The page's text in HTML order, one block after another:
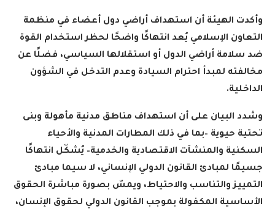
وأكدت الهيئة أن استهداف أراضي دول أعضاء في منظمة
التعاون الإسلامي يُعد انتهاكًا واضحًا لحظر استخدام القوة
ضد سلامة أراضي الدول أو استقلالها السياسي، فضلًا عن
مخالفته لمبدأ احترام السيادة وعدم التدخل في الشؤون
الداخلية.
وشدد البيان على أن استهداف مناطق مدنية مأهولة وبنى
تحتية حيوية –بما في ذلك المطارات المدنية والأحياء
السكنية والمنشآت الاقتصادية والخدمية– يُشكّل انتهاكًا
جسيمًا لمبادئ القانون الدولي الإنساني، لا سيما مبادئ
التمييز والتناسب والاحتياط، ويمسّ بصورة مباشرة الحقوق
الأساسية المكفولة بموجب القانون الدولي لحقوق الإنسان،